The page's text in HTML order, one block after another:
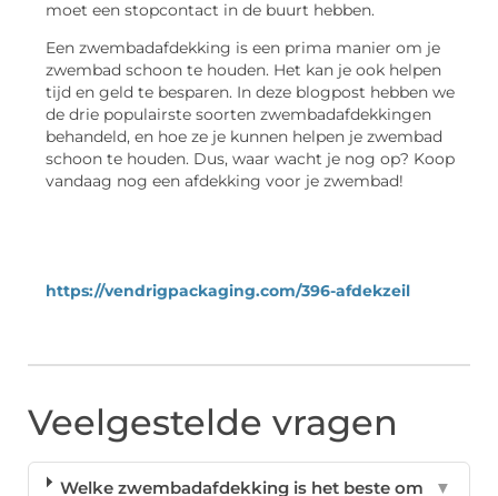
moet een stopcontact in de buurt hebben.
Een zwembadafdekking is een prima manier om je
zwembad schoon te houden. Het kan je ook helpen
tijd en geld te besparen. In deze blogpost hebben we
de drie populairste soorten zwembadafdekkingen
behandeld, en hoe ze je kunnen helpen je zwembad
schoon te houden. Dus, waar wacht je nog op? Koop
vandaag nog een afdekking voor je zwembad!
https://vendrigpackaging.com/396-afdekzeil
Veelgestelde vragen
Welke zwembadafdekking is het beste om ▼